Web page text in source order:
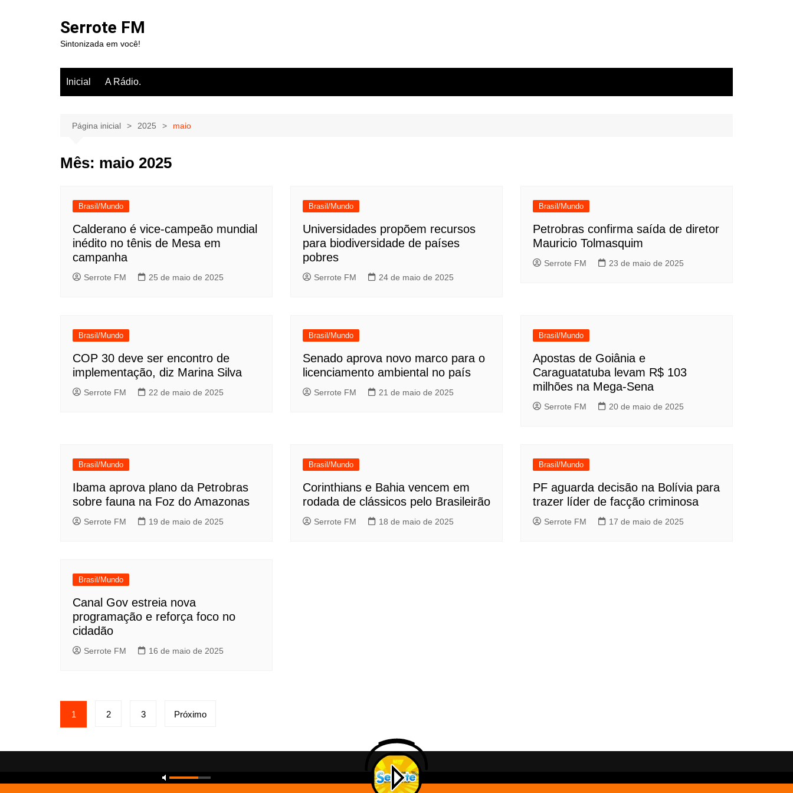
Serrote FM
Sintonizada em você!
Inicial A Rádio.
Página inicial 2025 maio
Mês: maio 2025
Brasil/Mundo
Calderano é vice-campeão mundial
inédito no tênis de Mesa em
campanha
Serrote FM 25 de maio de 2025
Brasil/Mundo
Universidades propõem recursos
para biodiversidade de países
pobres
Serrote FM 24 de maio de 2025
Brasil/Mundo
Petrobras confirma saída de diretor
Mauricio Tolmasquim
Serrote FM 23 de maio de 2025
Brasil/Mundo
COP 30 deve ser encontro de
implementação, diz Marina Silva
Serrote FM 22 de maio de 2025
Brasil/Mundo
Senado aprova novo marco para o
licenciamento ambiental no país
Serrote FM 21 de maio de 2025
Brasil/Mundo
Apostas de Goiânia e
Caraguatatuba levam R$ 103
milhões na Mega-Sena
Serrote FM 20 de maio de 2025
Brasil/Mundo
Ibama aprova plano da Petrobras
sobre fauna na Foz do Amazonas
Serrote FM 19 de maio de 2025
Brasil/Mundo
Corinthians e Bahia vencem em
rodada de clássicos pelo Brasileirão
Serrote FM 18 de maio de 2025
Brasil/Mundo
PF aguarda decisão na Bolívia para
trazer líder de facção criminosa
Serrote FM 17 de maio de 2025
Brasil/Mundo
Canal Gov estreia nova
programação e reforça foco no
cidadão
Serrote FM 16 de maio de 2025
Paginação
de
posts
1 2 3 Próximo